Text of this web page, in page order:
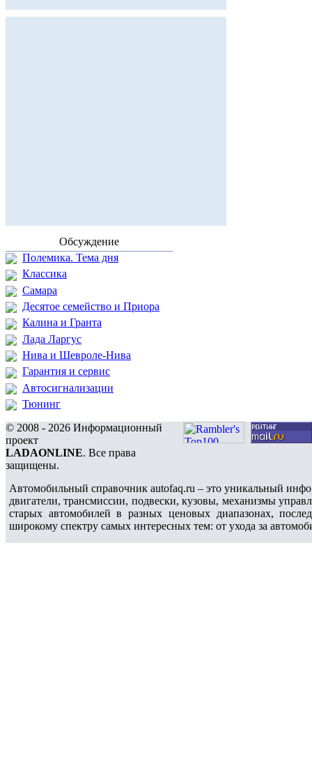
Обсуждение
Полемика. Тема дня
Классика
Самара
Десятое семейство и Приора
Калина и Гранта
Лада Ларгус
Нива и Шевроле-Нива
Гарантия и сервис
Автосигнализации
Тюнинг
© 2008 - 2026 Информационный
проект
LADAONLINE. Все права
защищены.
Автомобильный справочник autofaq.ru – это уникальный
двигатели, трансмиссии, подвески, кузовы, механизмы
старых автомобилей в разных ценовых диапазонах,
широкому спектру самых интересных тем: от ухода за